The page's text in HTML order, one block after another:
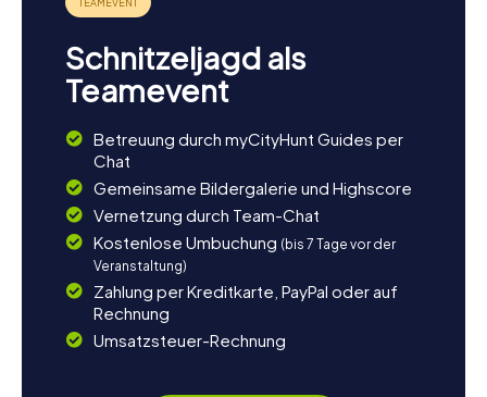
Schnitzeljagd als
Teamevent
Betreuung durch myCityHunt Guides per
Chat
Gemeinsame Bildergalerie und Highscore
Vernetzung durch Team-Chat
Kostenlose Umbuchung (bis 7 Tage vor der
Veranstaltung)
Zahlung per Kreditkarte, PayPal oder auf
Rechnung
Umsatzsteuer-Rechnung